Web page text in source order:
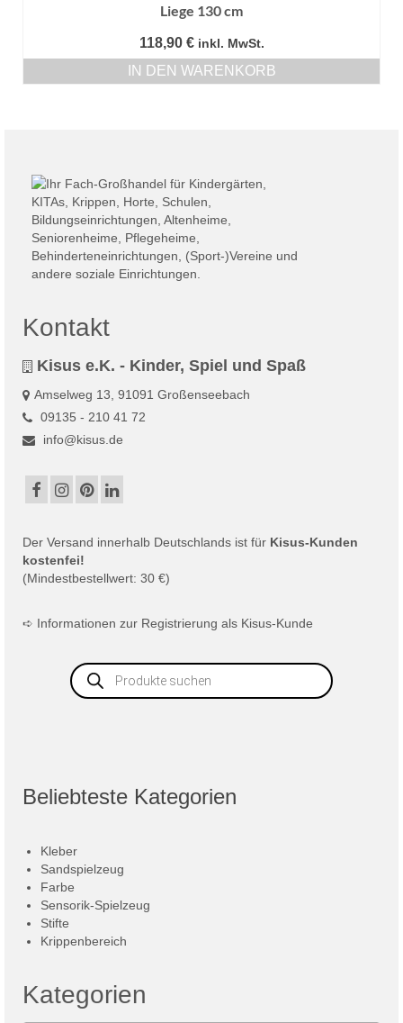
Liege 130 cm
118,90 € inkl. MwSt.
IN DEN WARENKORB
Kontakt
Kisus e.K. - Kinder, Spiel und Spaß
Amselweg 13, 91091 Großenseebach
09135 - 210 41 72
info@kisus.de
Der Versand innerhalb Deutschlands ist für Kisus-Kunden
kostenfei!
(Mindestbestellwert: 30 €)
➪ Informationen zur Registrierung als Kisus-Kunde
Products
search
Beliebteste Kategorien
Kleber
Sandspielzeug
Farbe
Sensorik-Spielzeug
Stifte
Krippenbereich
Kategorien